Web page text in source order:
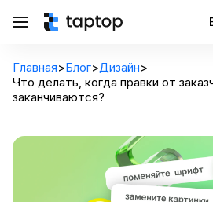
Главная>Блог>Дизайн>
Что делать, когда правки от
заканчиваются?